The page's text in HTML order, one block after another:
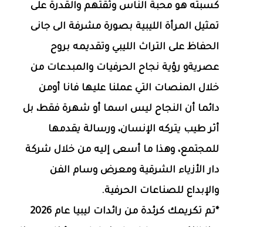
كسبته هو محبة الناس وثقتهم والقدرة على
تمثيل المرأة الليبية بصورة مشرفة الى جانى
الحفاظ على التراث الليبي وتقديمه بروح
عصريةو رؤية نجاح الحرفيات والمبدعات من
خلال المنصات التي عملنا عليها فانا أومن
دائما أن النجاح ليس اسما أو شهرة فقط، بل
أثر طيب يتركه الإنسان، ورسالة يقدمها
للمجتمع، وهذا ما أسعى إليه من خلال شركة
دار الأزياء الشرقية ومعرض وسام الفن
والإبداع للصناعات الحرفية.
*تم تكريمك كرئدة من رائدات ليبيا عام 2026